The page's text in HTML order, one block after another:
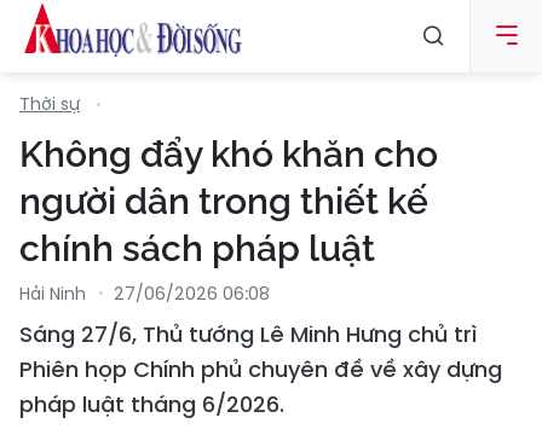
Thời sự
Không đẩy khó khăn cho
người dân trong thiết kế
chính sách pháp luật
Hải Ninh 27/06/2026 06:08
Sáng 27/6, Thủ tướng Lê Minh Hưng chủ trì
Phiên họp Chính phủ chuyên đề về xây dựng
pháp luật tháng 6/2026.